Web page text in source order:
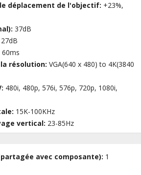
déplacement de l'objectif: +23%,
37dB
27dB
60ms
la résolution:VGA(640 x 480) to 4K(3840
480i, 480p, 576i, 576p, 720p, 1080i,
15K-100KHz
vertical: 23-85Hz
avec composante): 1